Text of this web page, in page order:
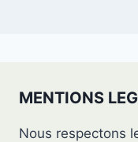
MENTIONS
Nous respectons